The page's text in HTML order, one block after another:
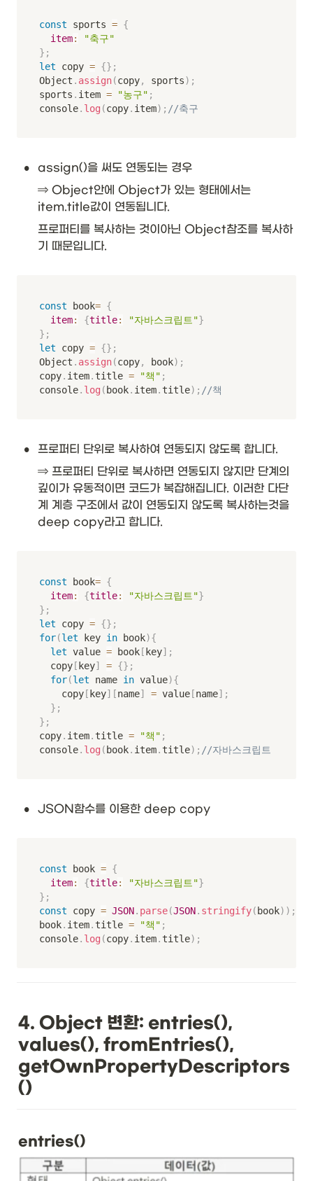
const sports = {
item:
"축구"
} ;
let copy = {} ;
Object . assign(copy, sports) ;
sports . item = "농구" ;
console. log (copy. item) ; //축구
•
assign()을 써도 연동되는 경우
⇒ Object안에 Object가 있는 형태에서는
item.title값이 연동됩니다.
프로퍼티를 복사하는 것이아닌 Object참조를 복사하
기 때문입니다.
const book= {
item: {title: "자바스크립트"}
} ;
let copy = {} ;
Object . assign(copy, book) ;
copy. item. title = "책" ;
console. log ( book. item. title) ; //책
•
프로퍼티 단위로 복사하여 연동되지 않도록 합니다.
⇒ 프로퍼티 단위로 복사하면 연동되지 않지만 단계의
깊이가 유동적이면 코드가 복잡해집니다. 이러한 다단
계 계층 구조에서 값이 연동되지 않도록 복사하는것을
deep copy라고 합니다.
const book= {
item: {title: "자바스크립트"}
} ;
let copy = {} ;
for(let key in book){
let value = book [ key] ;
	copy
[ key] = {} ;
for(let name in value){
		copy
[ key] [name] = value [name] ;
} ;
} ;
copy. item. title = "책" ;
console. log ( book. item. title) ; //자바스크립트
• JSON함수를 이용한 deep copy
const book = {
item: {title: "자바스크립트"}
} ;
const copy = JSON. parse(JSON. stringify( book) ) ;
book. item. title = "책" ;
console. log (copy. item. title) ;
4. Object 변환: entries(),
values(), fromEntries(),
getOwnPropertyDescriptors
()
entries()